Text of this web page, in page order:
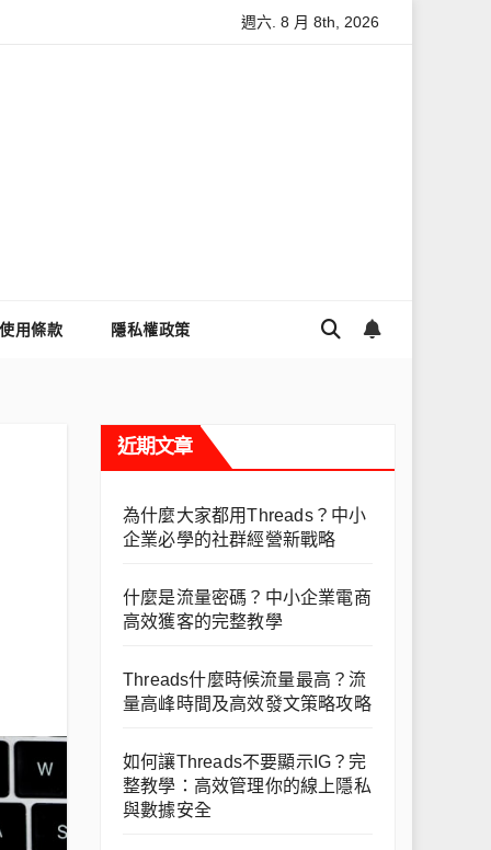
麼讓Threads流量變多？高效提升流量的完整教學
週六. 8 月 8th, 2026
使用條款 隱私權政策
近期文章
為什麼大家都用Threads？中小
企業必學的社群經營新戰略
什麼是流量密碼？中小企業電商
高效獲客的完整教學
Threads什麼時候流量最高？流
量高峰時間及高效發文策略攻略
如何讓Threads不要顯示IG？完
整教學：高效管理你的線上隱私
與數據安全